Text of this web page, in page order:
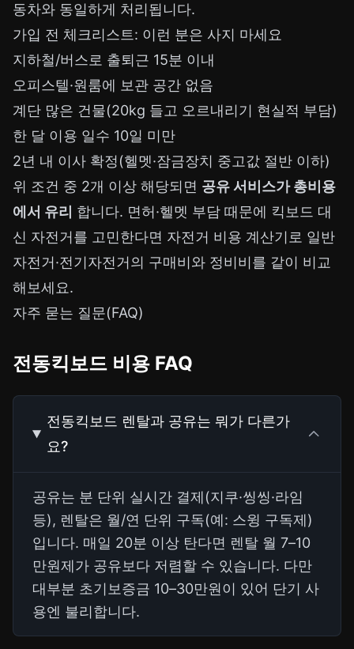
동차와 동일하게 처리됩니다.
가입 전 체크리스트: 이런 분은 사지 마세요
지하철/버스로 출퇴근 15분 이내
오피스텔·원룸에 보관 공간 없음
계단 많은 건물(20kg 들고 오르내리기 현실적 부담)
한 달 이용 일수 10일 미만
2년 내 이사 확정(헬멧·잠금장치 중고값 절반 이하)
위 조건 중 2개 이상 해당되면 공유 서비스가 총비용
에서 유리 합니다. 면허·헬멧 부담 때문에 킥보드 대
신 자전거를 고민한다면 자전거 비용 계산기로 일반
자전거·전기자전거의 구매비와 정비비를 같이 비교
해보세요.
자주 묻는 질문(FAQ)
전동킥보드 비용 FAQ
전동킥보드 렌탈과 공유는 뭐가 다른가
요?
공유는 분 단위 실시간 결제(지쿠·씽씽·라임
등), 렌탈은 월/연 단위 구독(예: 스윙 구독제)
입니다. 매일 20분 이상 탄다면 렌탈 월 7–10
만원제가 공유보다 저렴할 수 있습니다. 다만
대부분 초기보증금 10–30만원이 있어 단기 사
용엔 불리합니다.